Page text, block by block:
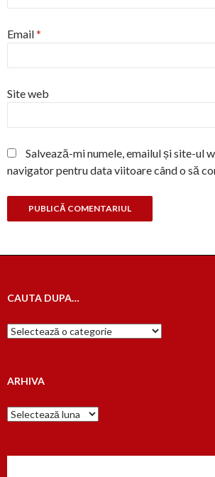
Email*
Site web
Salvează-mi numele, emailul și site-ul
navigator pentru data viitoare când o să
CAUTA DUPA…
Cauta
dupa…
ARHIVA
Arhiva